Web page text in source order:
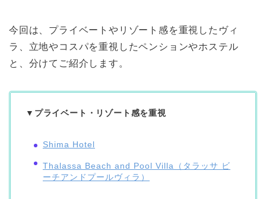
今回は、プライベートやリゾート感を重視したヴィ
ラ、立地やコスパを重視したペンションやホステル
と、分けてご紹介します。
▼プライベート・リゾート感を重視
Shima Hotel
Thalassa Beach and Pool Villa（タラッサ ビ
ーチアンドプールヴィラ）